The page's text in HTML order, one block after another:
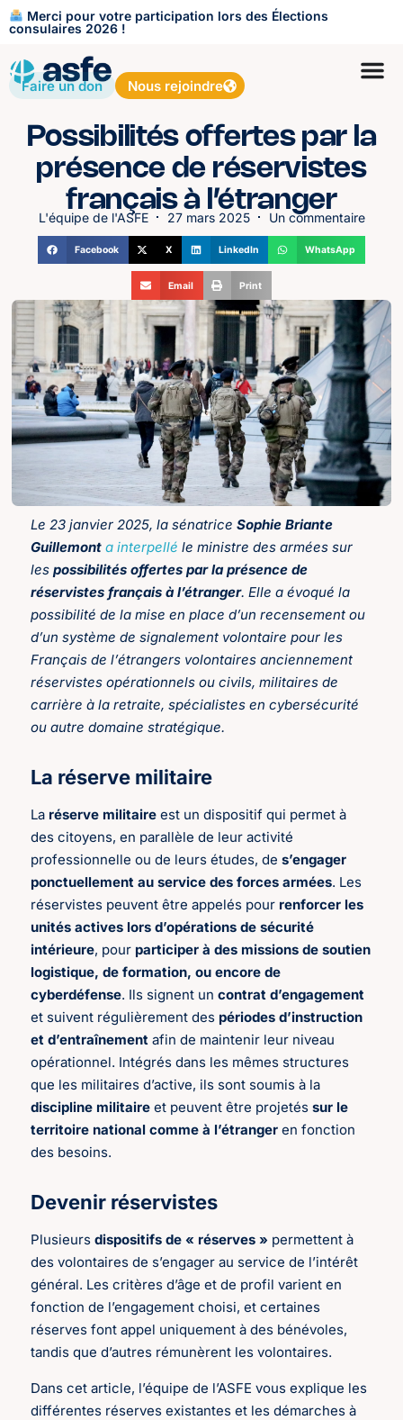
Merci pour votre participation lors des Élections
consulaires 2026 !
Faire un don Nous rejoindre
Possibilités offertes par la
présence de réservistes
français à l’étranger
L'équipe de l'ASFE 27 mars 2025 Un commentaire
Facebook X LinkedIn WhatsApp
Email Print
Le 23 janvier 2025, la sénatriceSophie Briante
Guillemont a interpelléle ministre des armées sur
lespossibilités offertes par la présence de
réservistes français à l’étranger. Elle a évoqué la
possibilité de la mise en place d’un recensement ou
d’un système de signalement volontaire pour les
Français de l’étrangers volontaires anciennement
réservistes opérationnels ou civils, militaires de
carrière à la retraite, spécialistes en cybersécurité
ou autre domaine stratégique.
La réserve militaire
La réserve militaire est un dispositif qui permet à
des citoyens, en parallèle de leur activité
professionnelle ou de leurs études, des’engager
ponctuellement au service des forces armées. Les
réservistes peuvent être appelés pour renforcer les
unités actives lors d’opérations de sécurité
intérieure, pour participer à des missions de soutien
logistique, de formation, ou encore de
cyberdéfense. Ils signent un contrat d’engagement
et suivent régulièrement des périodes d’instruction
et d’entraînement afin de maintenir leur niveau
opérationnel. Intégrés dans les mêmes structures
que les militaires d’active, ils sont soumis à la
discipline militaireet peuvent être projetéssur le
territoire national comme à l’étrangeren fonction
des besoins.
Devenir réservistes
Plusieurs dispositifs de « réserves » permettent à
des volontaires de s’engager au service de l’intérêt
général. Les critères d’âge et de profil varient en
fonction de l’engagement choisi, et certaines
réserves font appel uniquement à des bénévoles,
tandis que d’autres rémunèrent les volontaires.
Dans cet article, l’équipe de l’ASFE vous explique les
différentes réserves existantes et les démarches à